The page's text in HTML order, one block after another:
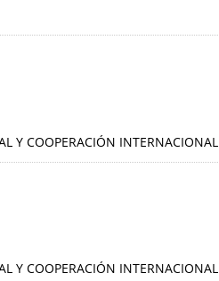
Y COOPERACIÓN INTERNACIONAL
Y COOPERACIÓN INTERNACIONAL